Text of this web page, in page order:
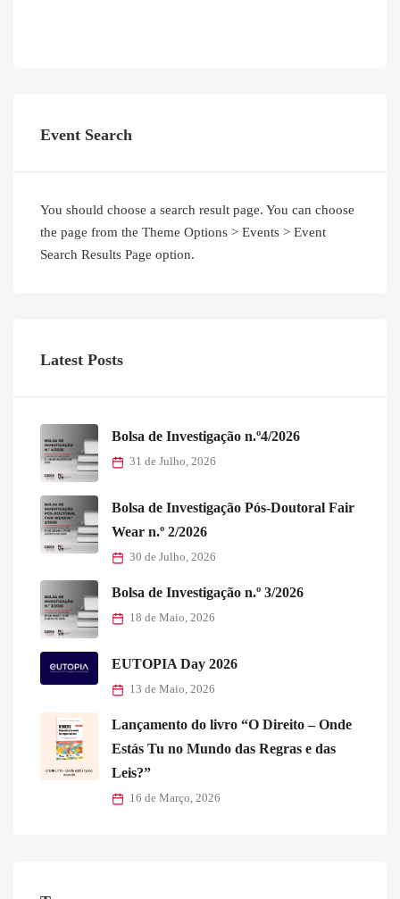
Event Search
You should choose a search result page. You can choose
the page from the Theme Options > Events > Event
Search Results Page option.
Latest Posts
Bolsa de Investigação n.º4/2026
31 de Julho, 2026
Bolsa de Investigação Pós-Doutoral Fair
Wear n.º 2/2026
30 de Julho, 2026
Bolsa de Investigação n.º 3/2026
18 de Maio, 2026
EUTOPIA Day 2026
13 de Maio, 2026
Lançamento do livro “O Direito – Onde
Estás Tu no Mundo das Regras e das
Leis?”
16 de Março, 2026